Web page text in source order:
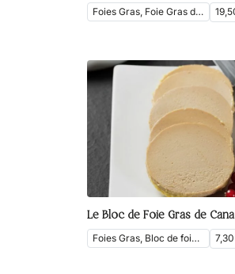
Foies Gras, Foie Gras de Canard
Foies Gras, Bloc de foie gras, Foie Gras de Canard